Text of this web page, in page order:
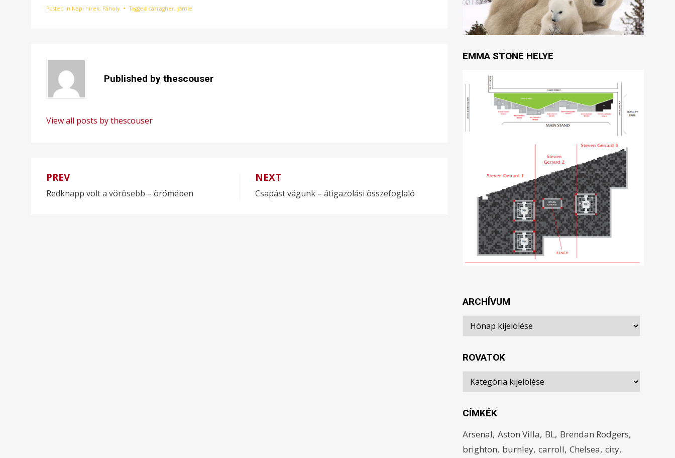
Posted in Napi hírek, Páholy Tagged carragher, jamie
Published by thescouser
View all posts by thescouser
Bejegyzés
navigáció
PREV
Redknapp volt a vörösebb – örömében
NEXT
Csapást vágunk – átigazolási összefoglaló
EMMA STONE HELYE
ARCHÍVUM
Archívum
ROVATOK
Rovatok
CÍMKÉK
Arsenal Aston Villa BL Brendan Rodgers
brighton burnley carroll Chelsea city